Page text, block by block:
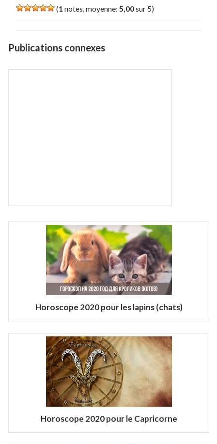
(1 notes, moyenne: 5,00sur 5)
Publications connexes
Horoscope 2020 pour les lapins (chats)
Horoscope 2020 pour le Capricorne